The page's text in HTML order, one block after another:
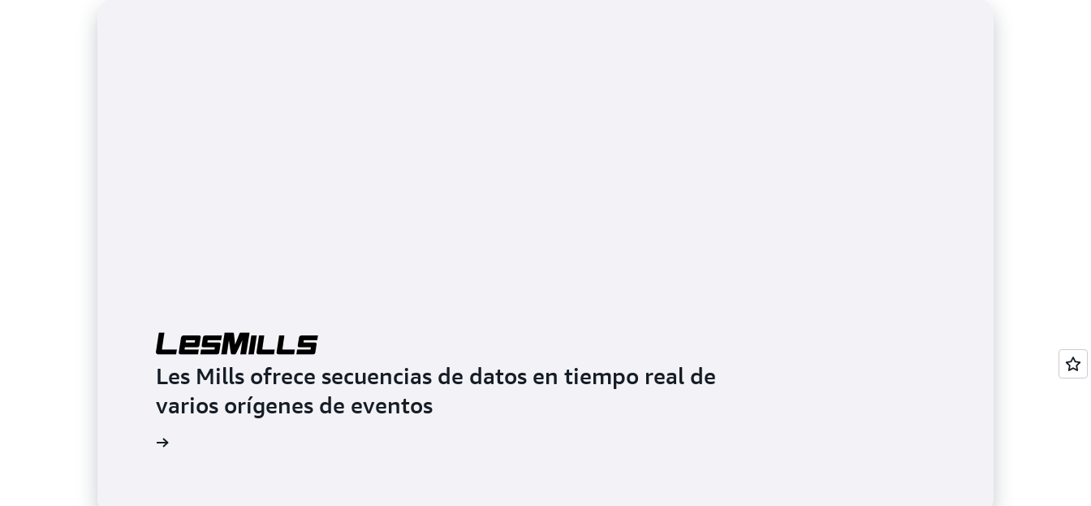
Les Mills ofrece secuencias de datos en tiempo real de
varios orígenes de eventos